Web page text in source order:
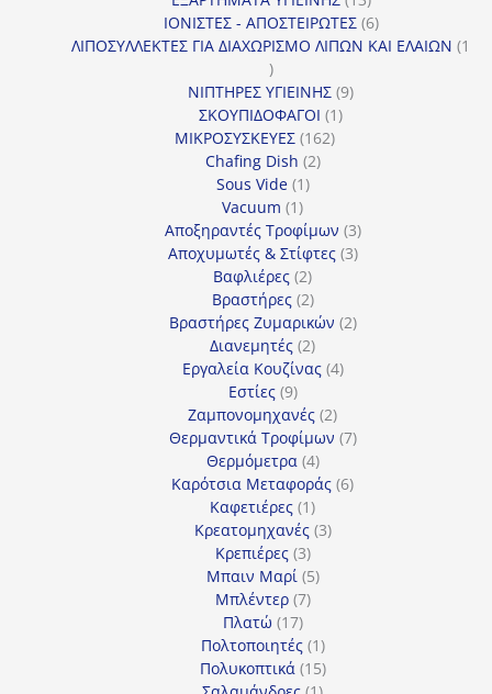
προϊόντα
ΙΟΝΙΣΤΕΣ - ΑΠΟΣΤΕΙΡΩΤΕΣ 66
προϊόντα
ΛΙΠΟΣΥΛΛΕΚΤΕΣ ΓΙΑ ΔΙΑΧΩΡΙΣΜΟ ΛΙΠΩΝ ΚΑΙ ΕΛΑΙΩΝ 1
1
προϊόν
ΝΙΠΤΗΡΕΣ ΥΓΙΕΙΝΗΣ 99
ΣΚΟΥΠΙΔΟΦΑΓΟΙ 11
ΜΙΚΡΟΣΥΣΚΕΥΕΣ 162162
Chafing Dish 22
Sous Vide 11
Vacuum 11
προϊόν
Αποξηραντές Τροφίμων 33
προϊόντα
Αποχυμωτές & Στίφτες 33
Βαφλιέρες 22
προϊόντα
Βραστήρες 22
προϊόντα
Βραστήρες Ζυμαρικών 22
Διανεμητές 22
προϊόντα
Εργαλεία Κουζίνας 44
Εστίες 99
προϊόντα
Ζαμπονομηχανές 22
προϊόντα
Θερμαντικά Τροφίμων 77
Θερμόμετρα 44
προϊόντα
Καρότσια Μεταφοράς 66
Καφετιέρες 11
προϊόν
Κρεατομηχανές 33
Κρεπιέρες 33
προϊόντα
Μπαιν Μαρί 55
Μπλέντερ 77
Πλατώ 1717
προϊόντα
Πολτοποιητές 11
προϊόν
Πολυκοπτικά 1515